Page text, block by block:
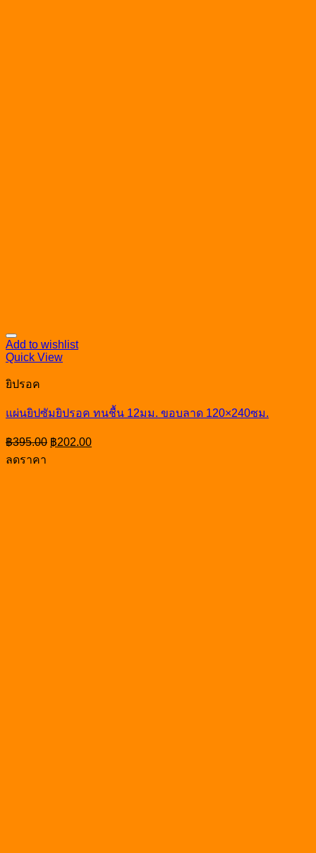
Add to wishlist
Quick View
ยิปรอค
แผ่นยิปซัมยิปรอค ทนชื้น 12มม. ขอบลาด 120×240ซม.
฿395.00 Original
price
฿202.00Current
price
ลดราคา